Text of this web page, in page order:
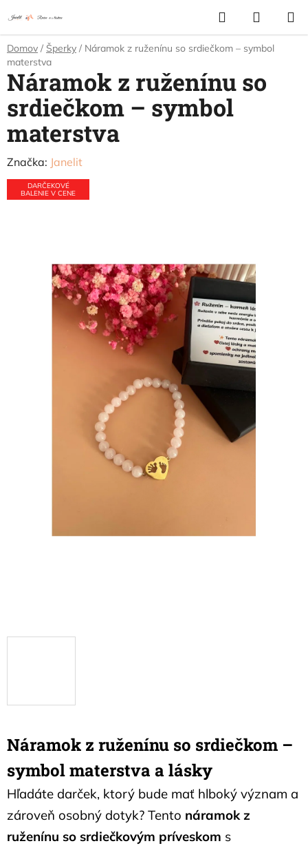
na
obsah
Hľadať
KOŠÍK
Domov / Šperky / Náramok z ruženínu so srdiečkom – symbol
materstva
Náramok z ruženínu so srdiečkom –
symbol materstva a lásky
Hľadáte darček, ktorý bude mať hlboký význam a
zároveň osobný dotyk? Tento náramok z
ruženínu so srdiečkovým príveskom s
Náramok z ruženínu so
srdiečkom – symbol
materstva
Značka: Janelit
DARČEKOVÉ
BALENIE V CENE